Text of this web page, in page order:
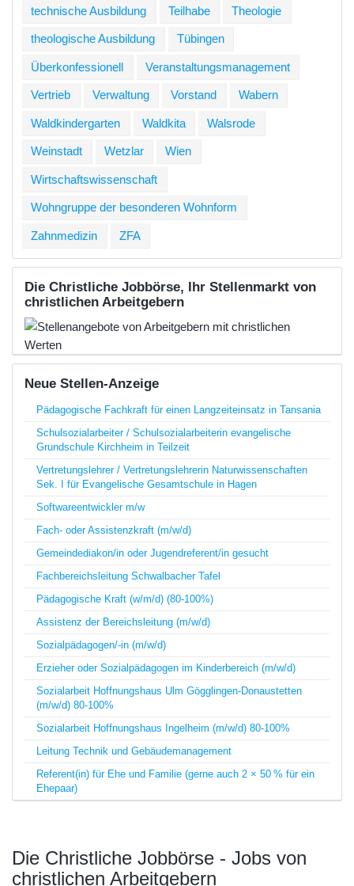
technische Ausbildung Teilhabe Theologie
theologische Ausbildung Tübingen
Überkonfessionell Veranstaltungsmanagement
Vertrieb Verwaltung Vorstand Wabern
Waldkindergarten Waldkita Walsrode
Weinstadt Wetzlar Wien
Wirtschaftswissenschaft
Wohngruppe der besonderen Wohnform
Zahnmedizin ZFA
Die Christliche Jobbörse, Ihr Stellenmarkt von
christlichen Arbeitgebern
Neue Stellen-Anzeige
Pädagogische Fachkraft für einen Langzeiteinsatz in Tansania
Schulsozialarbeiter / Schulsozialarbeiterin evangelische
Grundschule Kirchheim in Teilzeit
Vertretungslehrer / Vertretungslehrerin Naturwissenschaften
Sek. I für Evangelische Gesamtschule in Hagen
Softwareentwickler m/w
Fach- oder Assistenzkraft (m/w/d)
Gemeindediakon/in oder Jugendreferent/in gesucht
Fachbereichsleitung Schwalbacher Tafel
Pädagogische Kraft (w/m/d) (80-100%)
Assistenz der Bereichsleitung (m/w/d)
Sozialpädagogen/-in (m/w/d)
Erzieher oder Sozialpädagogen im Kinderbereich (m/w/d)
Sozialarbeit Hoffnungshaus Ulm Gögglingen-Donaustetten
(m/w/d) 80-100%
Sozialarbeit Hoffnungshaus Ingelheim (m/w/d) 80-100%
Leitung Technik und Gebäudemanagement
Referent(in) für Ehe und Familie (gerne auch 2 × 50 % für ein
Ehepaar)
Die Christliche Jobbörse - Jobs von
christlichen Arbeitgebern